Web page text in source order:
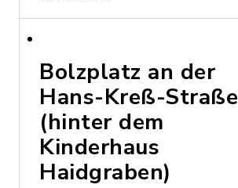
Bolzplatz an der
Hans-Kreß-Straße
(hinter dem
Kinderhaus
Haidgraben)